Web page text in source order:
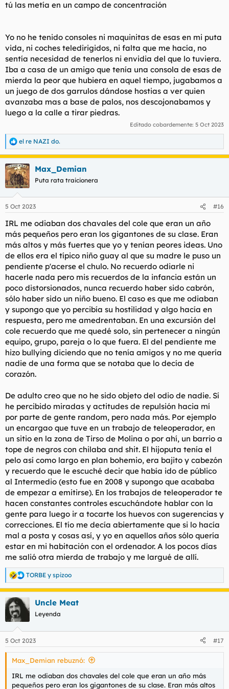
tú las metía en un campo de concentración
Yo no he tenido consoles ni maquinitas de esas en mi puta
vida, ni coches teledirigidos, ni falta que me hacía, no
sentía necesidad de tenerlos ni envidia del que lo tuviera.
Iba a casa de un amigo que tenía una consola de esas de
mierda la peor que hubiera en aquel tiempo, jugabamos a
un juego de dos garrulos dándose hostias a ver quien
avanzaba mas a base de palos, nos descojonabamos y
luego a la calle a tirar piedras.
Editado cobardemente: 5 Oct 2023
R
e
a
c
c
i
e
:
el re NAZI do.
Max_Demian
Puta rata traicionera
5 Oct 2023 #16
IRL me odiaban dos chavales del cole que eran un año
más pequeños pero eran los gigantones de su clase. Eran
más altos y más fuertes que yo y tenían peores ideas. Uno
de ellos era el típico niño guay al que su madre le puso un
pendiente p'acerse el chulo. No recuerdo odiarle ni
hacerle nada pero mis recuerdos de la infancia están un
poco distorsionados, nunca recuerdo haber sido cabrón,
sólo haber sido un niño bueno. El caso es que me odiaban
y supongo que yo percibía su hostilidad y algo hacía en
respuesta, pero me amedrentaban. En una excursión del
cole recuerdo que me quedé solo, sin pertenecer a ningún
equipo, grupo, pareja o lo que fuera. El del pendiente me
hizo bullying diciendo que no tenía amigos y no me quería
nadie de una forma que se notaba que lo decía de
corazón.
De adulto creo que no he sido objeto del odio de nadie. Sí
he percibido miradas y actitudes de repulsión hacia mí
por parte de gente random, pero nada más. Por ejemplo
un encargao que tuve en un trabajo de teleoperador, en
un sitio en la zona de Tirso de Molina o por ahí, un barrio a
tope de negros con chilaba and shit. El hijoputa tenía el
pelo así como largo en plan bohemio, era bajito y cabezón
y recuerdo que le escuché decir que había ido de público
al Intermedio (esto fue en 2008 y supongo que acababa
de empezar a emitirse). En los trabajos de teleoperador te
hacen constantes controles escuchándote hablar con la
gente para luego ir a tocarte los huevos con sugerencias y
correcciones. El tío me decía abiertamente que si lo hacía
mal a posta y cosas así, y yo en aquellos años sólo quería
estar en mi habitación con el ordenador. A los pocos días
me salió otra mierda de trabajo y me largué de allí.
R
e
a
c
c
i
e
s
TORBE y spizoo
Uncle Meat
Leyenda
5 Oct 2023 #17
Max_Demian rebuznó:
IRL me odiaban dos chavales del cole que eran un año más
pequeños pero eran los gigantones de su clase. Eran más altos